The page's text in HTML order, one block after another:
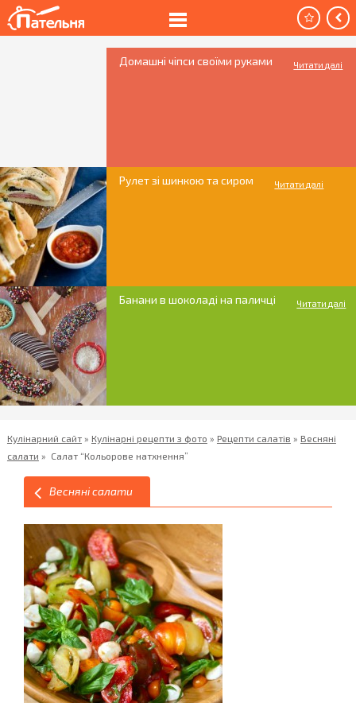
Домашні чіпси своїми руками Читати далі
Рулет зі шинкою та сиром Читати далі
Банани в шоколаді на паличці Читати далі
Кулінарний сайт» Кулінарні рецепти з фото » Рецепти салатів » Весняні
салати » Салат “Кольорове натхнення”
Весняні салати